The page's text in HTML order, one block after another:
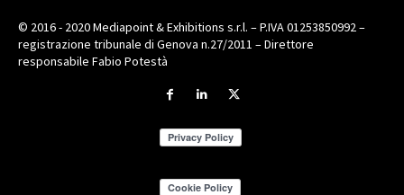
© 2016 - 2020 Mediapoint & Exhibitions s.r.l. – P.IVA 01253850992 –
registrazione tribunale di Genova n.27/2011 – Direttore
responsabile Fabio Potestà